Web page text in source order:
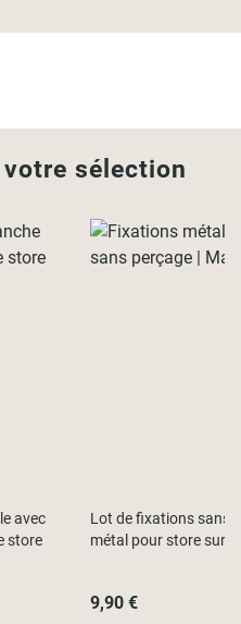
sélection
avec
store
Lot de fixations sans
métal pour store sur
9,90 €